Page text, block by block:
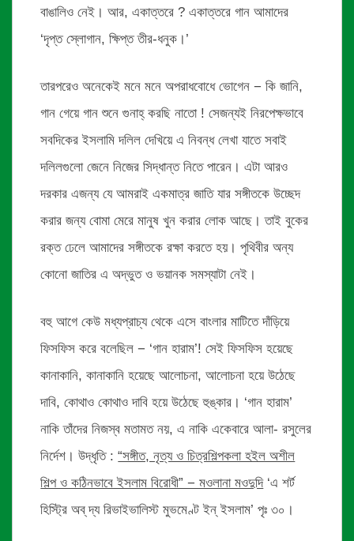
বাঙালিও নেই। আর, একাত্তরে ? একাত্তরে গান আমাদের
‘দৃপ্ত স্লোগান, ক্ষিপ্ত তীর-ধনুক।’
তারপরেও অনেকেই মনে মনে অপরাধবোধে ভোগেন − কি জানি,
গান গেয়ে গান শুনে গুনাহ্ করছি নাতো ! সেজন্যই নিরপেক্ষভাবে
সবদিকের ইসলামি দলিল দেখিয়ে এ নিবন্ধ লেখা যাতে সবাই
দলিলগুলো জেনে নিজের সিদ্ধান্ত নিতে পারেন। এটা আরও
দরকার এজন্য যে আমরাই একমাত্র জাতি যার সঙ্গীতকে উচ্ছেদ
করার জন্য বোমা মেরে মানুষ খুন করার লোক আছে। তাই বুকের
রক্ত ঢেলে আমাদের সঙ্গীতকে রক্ষা করতে হয়। পৃথিবীর অন্য
কোনো জাতির এ অদ্ভুত ও ভয়ানক সমস্যাটা নেই।
বহু আগে কেউ মধ্যপ্রাচ্য থেকে এসে বাংলার মাটিতে দাঁড়িয়ে
ফিসফিস করে বলেছিল − ‘গান হারাম’! সেই ফিসফিস হয়েছে
কানাকানি, কানাকানি হয়েছে আলোচনা, আলোচনা হয়ে উঠেছে
দাবি, কোথাও কোথাও দাবি হয়ে উঠেছে হুঙ্কার। ‘গান হারাম’
নাকি তাঁদের নিজস্ব মতামত নয়, এ নাকি একেবারে আলা- রসুলের
নির্দেশ। উদ্ধৃতি :“সঙ্গীত, নৃত্য ও চিত্রশিল্পকলা হইল অশীল
শিল্প ও কঠিনভাবে ইসলাম বিরোধী” − মওলানা মওদুদি‘এ শর্ট
হিস্ট্রি অব্ দ্য রিভাইভালিস্ট মুভমেণ্ট ইন্ ইসলাম’ পৃঃ ৩০।